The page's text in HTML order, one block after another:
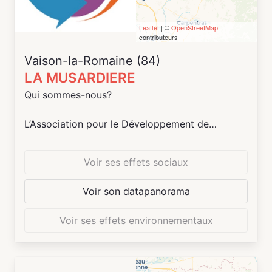
Leaflet | ©OpenStreetMap
contributeurs
Vaison-la-Romaine (84)
LA MUSARDIERE
Qui sommes-nous?
L’Association pour le Développement de
créer un pôle d’activités autour de l’Economie
Circulaire.
Des projets concrets autour de l’Economie
Voir ses effets sociaux
Voir son datapanorama
Voir ses effets environnementaux